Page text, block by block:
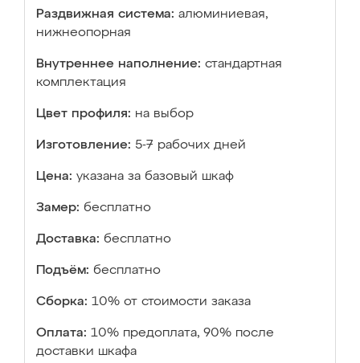
Раздвижная система: алюминиевая,
нижнеопорная
Внутреннее наполнение: стандартная
комплектация
Цвет профиля: на выбор
Изготовление: 5-7 рабочих дней
Цена: указана за базовый шкаф
Замер: бесплатно
Доставка: бесплатно
Подъём: бесплатно
Сборка: 10% от стоимости заказа
Оплата: 10% предоплата, 90% после
доставки шкафа